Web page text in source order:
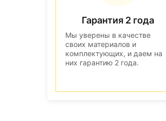
Гарантия 2 года
Мы уверены в качестве
своих материалов и
комплектующих, и даем на
них гарантию 2 года.